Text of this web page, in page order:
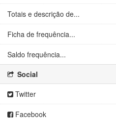
Totais e descrição de...
Ficha de frequência...
Saldo frequência...
Social
Twitter
Facebook